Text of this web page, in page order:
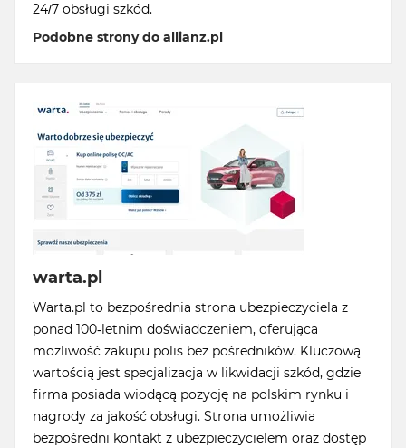
24/7 obsługi szkód.
Podobne strony do allianz.pl
warta.pl
Warta.pl to bezpośrednia strona ubezpieczyciela z
ponad 100-letnim doświadczeniem, oferująca
możliwość zakupu polis bez pośredników. Kluczową
wartością jest specjalizacja w likwidacji szkód, gdzie
firma posiada wiodącą pozycję na polskim rynku i
nagrody za jakość obsługi. Strona umożliwia
bezpośredni kontakt z ubezpieczycielem oraz dostęp